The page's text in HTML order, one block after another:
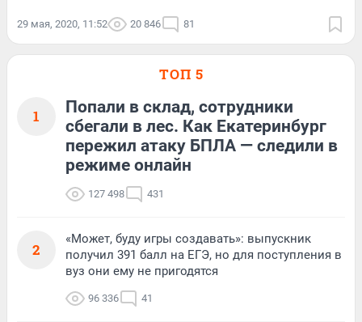
29 мая, 2020, 11:52 20 846 81
ТОП 5
1
Попали в склад, сотрудники
сбегали в лес. Как Екатеринбург
пережил атаку БПЛА — следили в
режиме онлайн
127 498 431
2
«Может, буду игры создавать»: выпускник
получил 391 балл на ЕГЭ, но для поступления в
вуз они ему не пригодятся
96 336 41